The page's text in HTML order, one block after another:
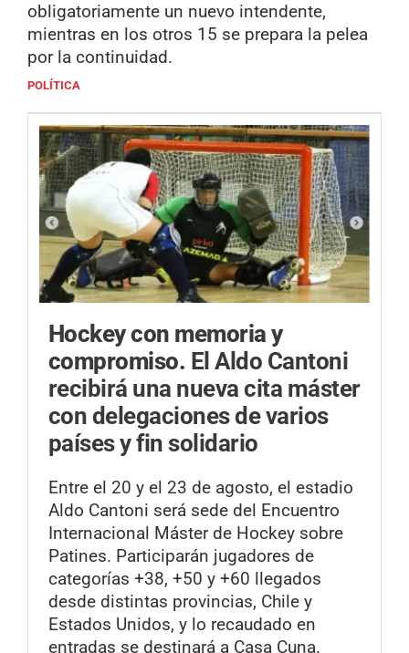
obligatoriamente un nuevo intendente,
mientras en los otros 15 se prepara la pelea
por la continuidad.
POLÍTICA
Hockey con memoria y
compromiso. El Aldo Cantoni
recibirá una nueva cita máster
con delegaciones de varios
países y fin solidario
Entre el 20 y el 23 de agosto, el estadio
Aldo Cantoni será sede del Encuentro
Internacional Máster de Hockey sobre
Patines. Participarán jugadores de
categorías +38, +50 y +60 llegados
desde distintas provincias, Chile y
Estados Unidos, y lo recaudado en
entradas se destinará a Casa Cuna.